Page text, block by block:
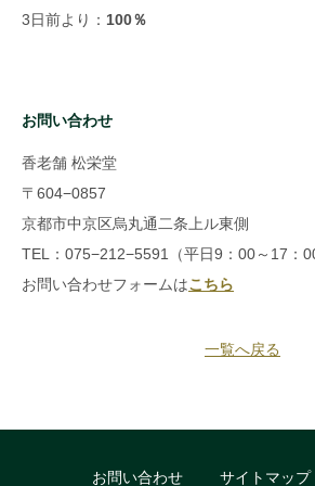
3日前より： 100％
お問い合わせ
香老舗 松栄堂
〒604−0857
京都市中京区烏丸通二条上ル東側
TEL：075−212−5591（平日9：00～17：00
お問い合わせフォームはこちら
一覧へ戻る
お問い合わせ サイトマップ